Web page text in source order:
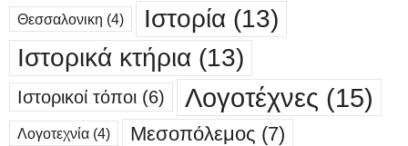
Θεσσαλονικη (4) Ιστορία (13)
Ιστορικά κτήρια (13)
Ιστορικοί τόποι (6) Λογοτέχνες (15)
Λογοτεχνία (4) Μεσοπόλεμος (7)